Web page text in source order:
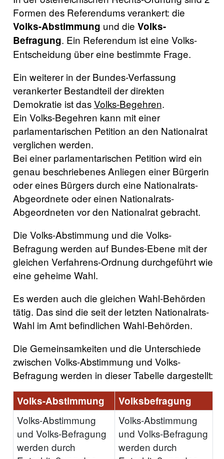
Formen des Referendums verankert: die
Volks-Abstimmung und die Volks-
Befragung. Ein Referendum ist eine Volks-
Entscheidung über eine bestimmte Frage.
Ein weiterer in der Bundes-Verfassung
verankerter Bestandteil der direkten
Demokratie ist dasVolks-Begehren.
Ein Volks-Begehren kann mit einer
parlamentarischen Petition an den Nationalrat
verglichen werden.
Bei einer parlamentarischen Petition wird ein
genau beschriebenes Anliegen einer Bürgerin
oder eines Bürgers durch eine Nationalrats-
Abgeordnete oder einen Nationalrats-
Abgeordneten vor den Nationalrat gebracht.
Die Volks-Abstimmung und die Volks-
Befragung werden auf Bundes-Ebene mit der
gleichen Verfahrens-Ordnung durchgeführt wie
eine geheime Wahl.
Es werden auch die gleichen Wahl-Behörden
tätig. Das sind die seit der letzten Nationalrats-
Wahl im Amt befindlichen Wahl-Behörden.
Die Gemeinsamkeiten und die Unterschiede
zwischen Volks-Abstimmung und Volks-
Befragung werden in dieser Tabelle dargestellt:
Volks-Abstimmung
Volksbefragung
Volks-Abstimmung
und Volks-Befragung
werden durch
Volks-Abstimmung
und Volks-Befragung
werden durch